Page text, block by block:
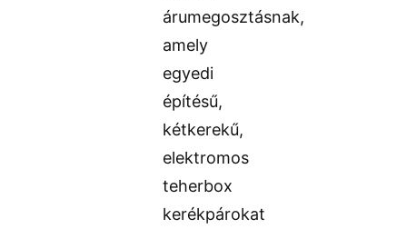
árumegosztásnak,
amely
egyedi
építésű,
kétkerekű,
elektromos
teherbox
kerékpárokat